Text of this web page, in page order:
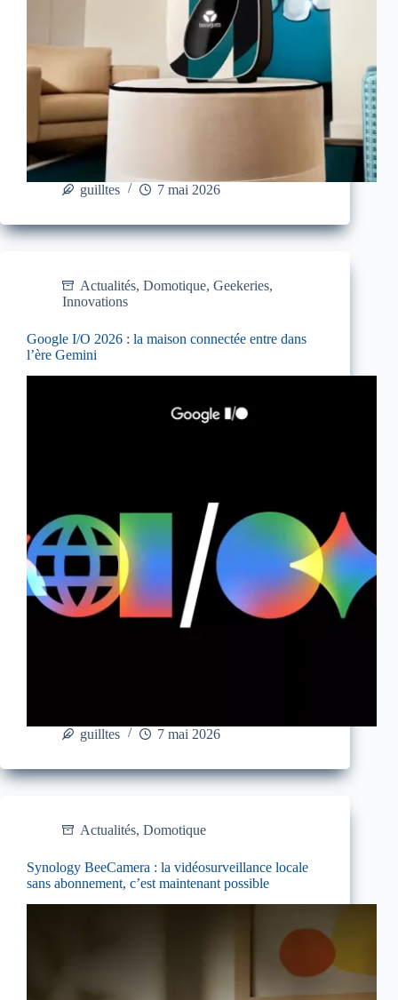
guilltes 7 mai 2026
Actualités, Domotique, Geekeries,
Innovations
Google I/O 2026 : la maison connectée entre dans
l’ère Gemini
guilltes 7 mai 2026
Actualités, Domotique
Synology BeeCamera : la vidéosurveillance locale
sans abonnement, c’est maintenant possible